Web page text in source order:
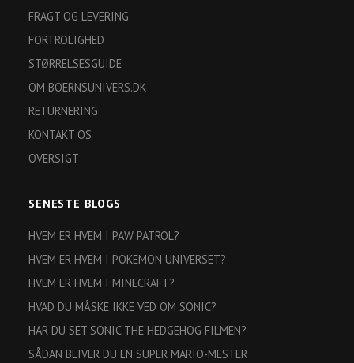
FRAGT OG LEVERING
FORTROLIGHED
STØRRELSESGUIDE
OM BOERNSUNIVERS.DK
RETURNERING
KONTAKT OS
OVERSIGT
SENESTE BLOGS
HVEM ER HVEM I PAW PATROL?
HVEM ER HVEM I POKEMON UNIVERSET?
HVEM ER HVEM I MINECRAFT?
HVAD DU MÅSKE IKKE VED OM SONIC?
HAR DU SET SONIC THE HEDGEHOG FILMEN?
SÅDAN BLIVER DU EN SUPER MARIO-MESTER